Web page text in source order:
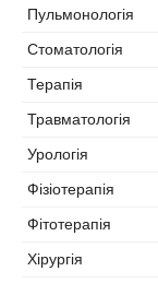
Пульмонологія
Стоматологія
Терапія
Травматологія
Урологія
Фізіотерапія
Фітотерапія
Хірургія